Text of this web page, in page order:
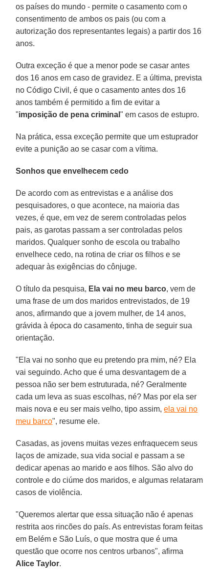
os países do mundo - permite o casamento com o
consentimento de ambos os pais (ou com a
autorização dos representantes legais) a partir dos 16
anos.
Outra exceção é que a menor pode se casar antes
dos 16 anos em caso de gravidez. E a última, prevista
no Código Civil, é que o casamento antes dos 16
anos também é permitido a fim de evitar a
"imposição de pena criminal" em casos de estupro.
Na prática, essa exceção permite que um estuprador
evite a punição ao se casar com a vítima.
Sonhos que envelhecem cedo
De acordo com as entrevistas e a análise dos
pesquisadores, o que acontece, na maioria das
vezes, é que, em vez de serem controladas pelos
pais, as garotas passam a ser controladas pelos
maridos. Qualquer sonho de escola ou trabalho
envelhece cedo, na rotina de criar os filhos e se
adequar às exigências do cônjuge.
O título da pesquisa, Ela vai no meu barco, vem de
uma frase de um dos maridos entrevistados, de 19
anos, afirmando que a jovem mulher, de 14 anos,
grávida à época do casamento, tinha de seguir sua
orientação.
"Ela vai no sonho que eu pretendo pra mim, né? Ela
vai seguindo. Acho que é uma desvantagem de a
pessoa não ser bem estruturada, né? Geralmente
cada um leva as suas escolhas, né? Mas por ela ser
mais nova e eu ser mais velho, tipo assim,ela vai no
meu barco", resume ele.
Casadas, as jovens muitas vezes enfraquecem seus
laços de amizade, sua vida social e passam a se
dedicar apenas ao marido e aos filhos. São alvo do
controle e do ciúme dos maridos, e algumas relataram
casos de violência.
"Queremos alertar que essa situação não é apenas
restrita aos rincões do país. As entrevistas foram feitas
em Belém e São Luís, o que mostra que é uma
questão que ocorre nos centros urbanos", afirma
Alice Taylor.